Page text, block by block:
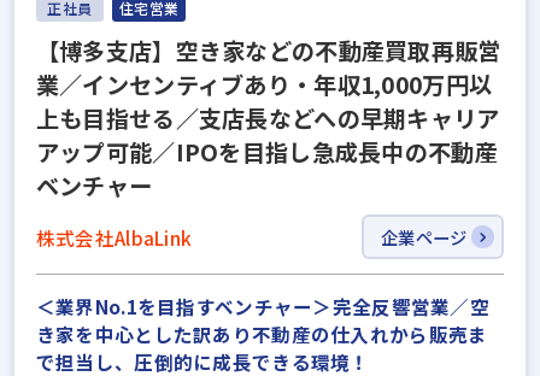
正社員 住宅営業
【博多支店】空き家などの不動産買取再販営
業／インセンティブあり・年収1,000万円以
上も目指せる／支店長などへの早期キャリア
アップ可能／IPOを目指し急成長中の不動産
ベンチャー
株式会社AlbaLink 企業ページ
＜業界No.1を目指すベンチャー＞完全反響営業／空
き家を中心とした訳あり不動産の仕入れから販売ま
で担当し、圧倒的に成長できる環境！